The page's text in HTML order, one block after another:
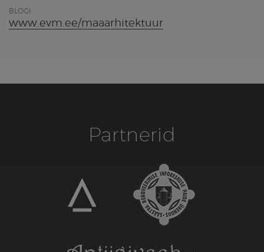
BLOGI
www.evm.ee/maaarhitektuur
Partnerid